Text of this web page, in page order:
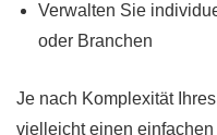
Verwalten Sie
oder Branchen
Je nach Komplexität
vielleicht einen